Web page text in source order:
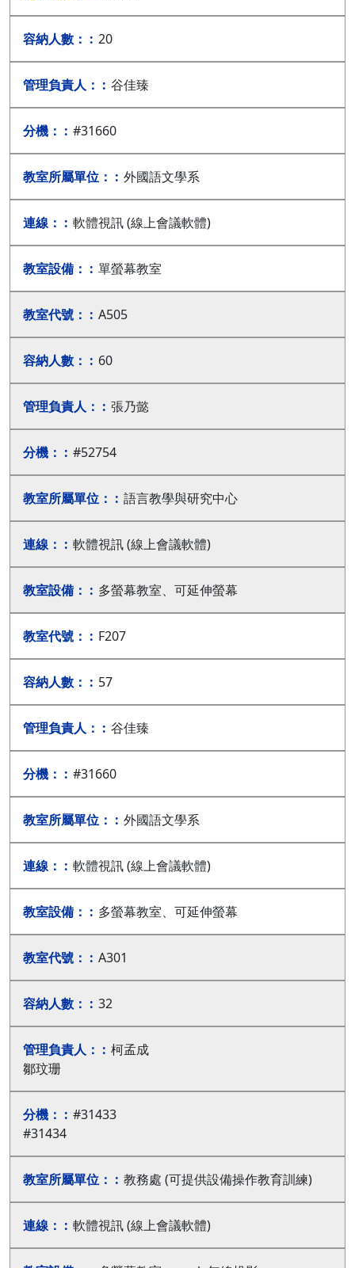
20
谷佳臻
#31660
外國語文學系
軟體視訊 (線上會議軟體)
單螢幕教室
A505
60
張乃懿
#52754
語言教學與研究中心
軟體視訊 (線上會議軟體)
多螢幕教室、可延伸螢幕
F207
57
谷佳臻
#31660
外國語文學系
軟體視訊 (線上會議軟體)
多螢幕教室、可延伸螢幕
A301
32
柯孟成
鄒玟珊
#31433
#31434
教務處 (可提供設備操作教育訓練)
軟體視訊 (線上會議軟體)